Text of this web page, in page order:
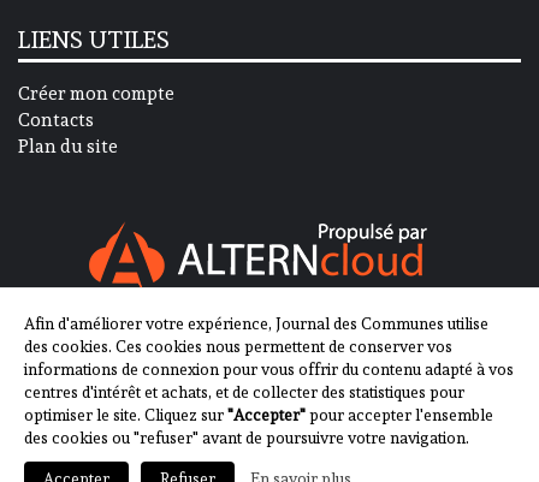
LIENS UTILES
Créer mon compte
Contacts
Plan du site
SUIVEZ-NOUS SUR
Afin d'améliorer votre expérience, Journal des Communes utilise
des cookies. Ces cookies nous permettent de conserver vos
informations de connexion pour vous offrir du contenu adapté à vos
centres d'intérêt et achats, et de collecter des statistiques pour
optimiser le site. Cliquez sur"Accepter"pour accepter l'ensemble
des cookies ou "refuser" avant de poursuivre votre navigation.